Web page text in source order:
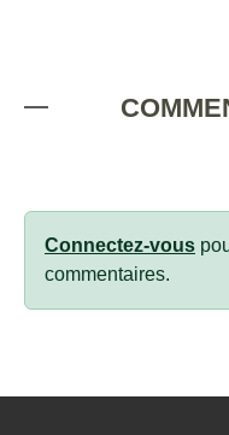
Connectez-vous
commentaires.